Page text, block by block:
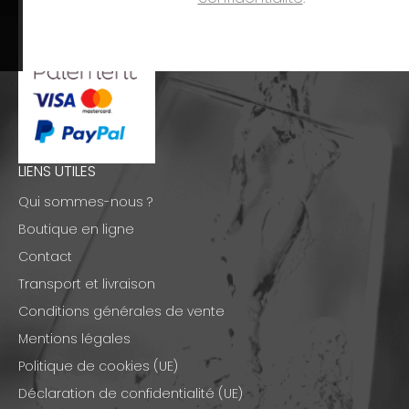
LIENS UTILES
Qui sommes-nous ?
Boutique en ligne
Contact
Transport et livraison
Conditions générales de vente
Mentions légales
Politique de cookies (UE)
Déclaration de confidentialité (UE)